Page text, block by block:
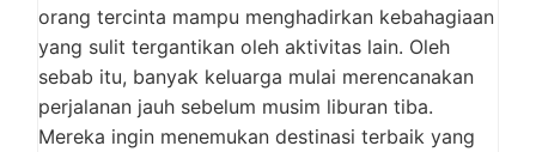
orang tercinta mampu menghadirkan kebahagiaan
yang sulit tergantikan oleh aktivitas lain. Oleh
sebab itu, banyak keluarga mulai merencanakan
perjalanan jauh sebelum musim liburan tiba.
Mereka ingin menemukan destinasi terbaik yang